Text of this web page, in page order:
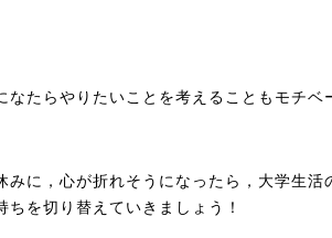
なたらやりたいことを考えることもモチベ
みに，心が折れそうになったら，大学生活
ちを切り替えていきましょう！